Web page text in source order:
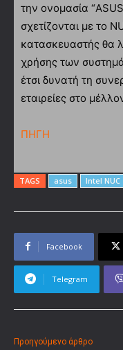
την ονομασία
σχετίζονται με το
κατασκευαστής θα
χρήσης των
έτσι δυνατή τη
εταιρείες στο
ΠΗΓΗ
TAGS asus Intel NUC
Facebook
Telegram
Προηγούμενο άρθρο